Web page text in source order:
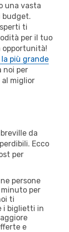
una vasta
budget.
ti
per il tuo
opportunità!
la più grande
noi per
miglior
da
Ecco
per
persone
per
ti
i biglietti in
e